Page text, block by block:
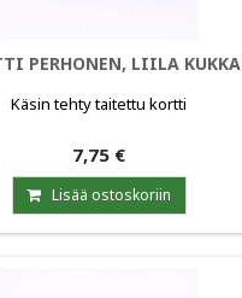
PERHONEN, LIILA KUKKA
Käsin tehty taitettu kortti
7,75 €
Lisää ostoskoriin